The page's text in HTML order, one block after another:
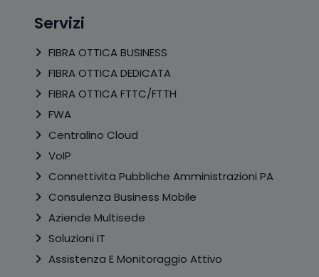
Servizi
FIBRA OTTICA BUSINESS
FIBRA OTTICA DEDICATA
FIBRA OTTICA FTTC/FTTH
FWA
Centralino Cloud
VoIP
Connettivita Pubbliche Amministrazioni PA
Consulenza Business Mobile
Aziende Multisede
Soluzioni IT
Assistenza E Monitoraggio Attivo